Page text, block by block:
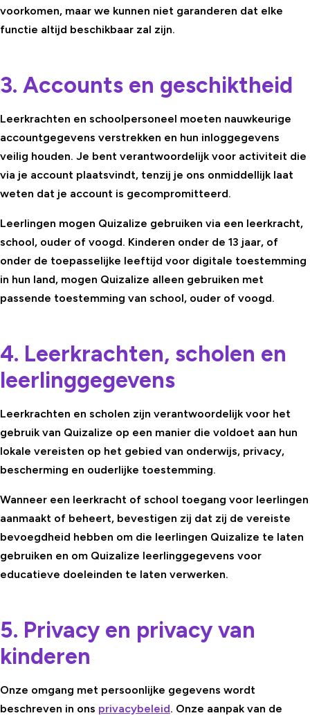
voorkomen, maar we kunnen niet garanderen dat elke
functie altijd beschikbaar zal zijn.
3. Accounts en geschiktheid
Leerkrachten en schoolpersoneel moeten nauwkeurige
accountgegevens verstrekken en hun inloggegevens
veilig houden. Je bent verantwoordelijk voor activiteit die
via je account plaatsvindt, tenzij je ons onmiddellijk laat
weten dat je account is gecompromitteerd.
Leerlingen mogen Quizalize gebruiken via een leerkracht,
school, ouder of voogd. Kinderen onder de 13 jaar, of
onder de toepasselijke leeftijd voor digitale toestemming
in hun land, mogen Quizalize alleen gebruiken met
passende toestemming van school, ouder of voogd.
4. Leerkrachten, scholen en
leerlinggegevens
Leerkrachten en scholen zijn verantwoordelijk voor het
gebruik van Quizalize op een manier die voldoet aan hun
lokale vereisten op het gebied van onderwijs, privacy,
bescherming en ouderlijke toestemming.
Wanneer een leerkracht of school toegang voor leerlingen
aanmaakt of beheert, bevestigen zij dat zij de vereiste
bevoegdheid hebben om die leerlingen Quizalize te laten
gebruiken en om Quizalize leerlinggegevens voor
educatieve doeleinden te laten verwerken.
5. Privacy en privacy van
kinderen
Onze omgang met persoonlijke gegevens wordt
beschreven in ons privacybeleid. Onze aanpak van de